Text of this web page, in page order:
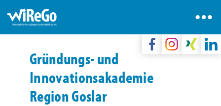
Gründungs- und
Innovationsakademie
Region Goslar